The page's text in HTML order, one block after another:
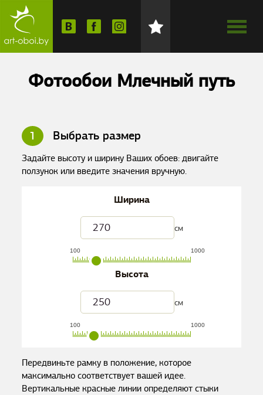
Фотообои Млечный путь
1 Выбрать размер
Задайте высоту и ширину Ваших обоев: двигайте
ползунок или введите значения вручную.
Ширина
см
100 1000
Высота
см
100 1000
Передвиньте рамку в положение, которое
максимально соответствует вашей идее.
Вертикальные красные линии определяют стыки